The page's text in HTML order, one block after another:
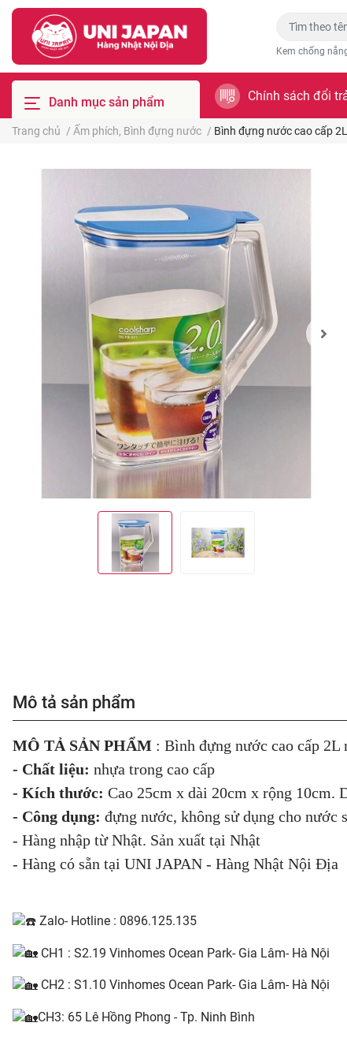
Kem chống
Danh mục sản phẩm Chính sách đổi
Trang chủ / Ấm phích, Bình đựng nước / Bình đựng nước cao cấp
Mô tả sản phẩm
MÔ TẢ SẢN PHẨM : Bình đựng nước cao cấp 2L
- Chất liệu: nhựa trong cao cấp
- Kích thước: Cao 25cm x dài 20cm x rộng 10cm.
- Công dụng: đựng nước, không sử dụng cho nước
- Hàng nhập từ Nhật. Sản xuất tại Nhật
- Hàng có sẵn tại UNI JAPAN - Hàng Nhật Nội Địa
Zalo- Hotline : 0896.125.135
CH1 : S2.19 Vinhomes Ocean Park- Gia Lâm- Hà Nội
CH2 : S1.10 Vinhomes Ocean Park- Gia Lâm- Hà Nội
CH3: 65 Lê Hồng Phong - Tp. Ninh Bình